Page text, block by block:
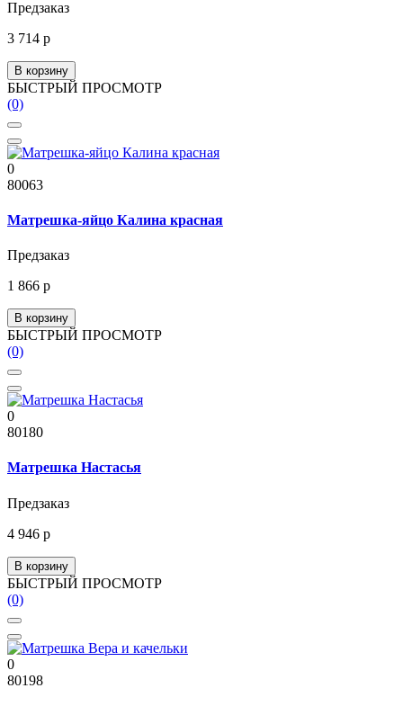
Предзаказ
3 714 р
В корзину
БЫСТРЫЙ ПРОСМОТР
(0)
0
80063
Матрешка-яйцо Калина красная
Предзаказ
1 866 р
В корзину
БЫСТРЫЙ ПРОСМОТР
(0)
0
80180
Матрешка Настасья
Предзаказ
4 946 р
В корзину
БЫСТРЫЙ ПРОСМОТР
(0)
0
80198